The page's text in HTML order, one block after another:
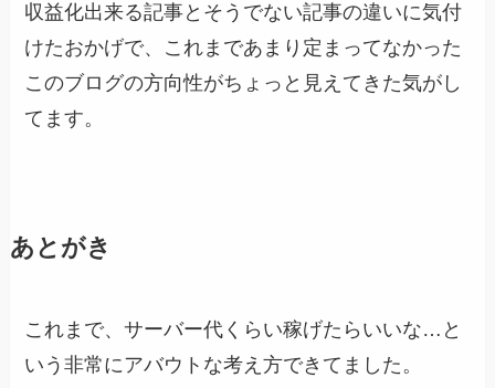
収益化出来る記事とそうでない記事の違いに気付
けたおかげで、これまであまり定まってなかった
このブログの方向性がちょっと見えてきた気がし
てます。
あとがき
これまで、サーバー代くらい稼げたらいいな…と
いう非常にアバウトな考え方できてました。